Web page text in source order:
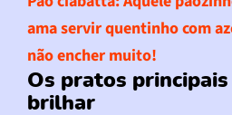
ama servir quentinho com
não encher muito!
Os pratos
brilhar